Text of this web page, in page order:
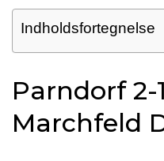
Indholdsfortegnelse
Parndorf 2-
Marchfeld